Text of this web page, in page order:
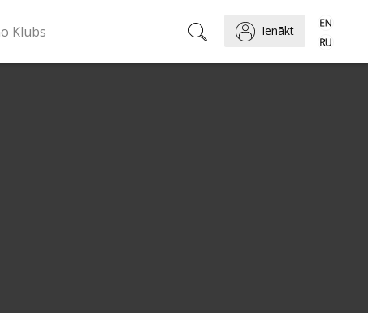
Klubs Ienākt